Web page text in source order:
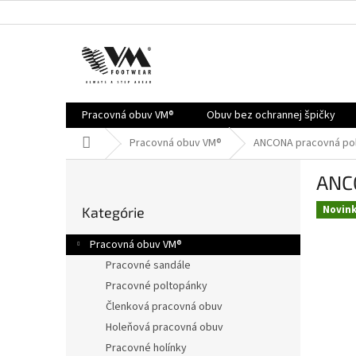
na
Pracovná obuv VM® Obuv bez ochrannej špičky
DomovPracovná obuv VM® ANCONA pracovná
ý
p
kategórie
Kategórie
Pracovná obuv VM®
Pracovné sandále
Pracovné poltopánky
Členková pracovná obuv
Holeňová pracovná obuv
Pracovné holínky